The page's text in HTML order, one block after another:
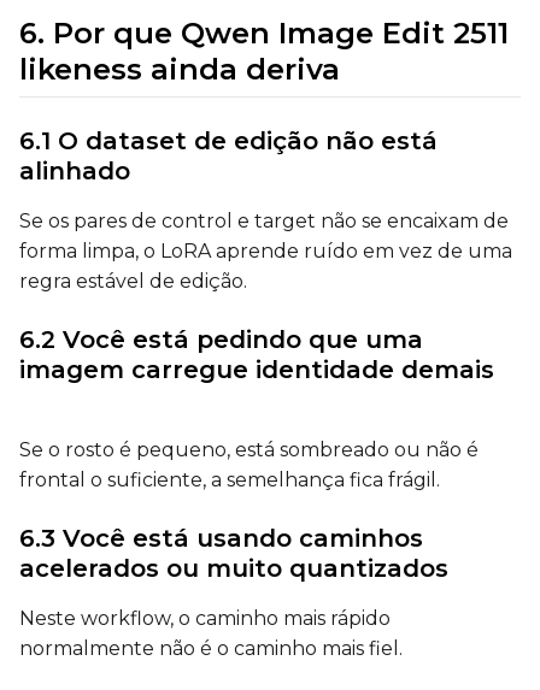
LoRA Scale
Prompt
Width
Height
LoRA Scale
6. Por que Qwen Image Edit 2511
likeness ainda deriva
6.1 O dataset de edição não está
alinhado
Se os pares de control e target não se encaixam de
forma limpa, o LoRA aprende ruído em vez de uma
regra estável de edição.
6.2 Você está pedindo que uma
imagem carregue identidade demais
Se o rosto é pequeno, está sombreado ou não é
frontal o suficiente, a semelhança fica frágil.
6.3 Você está usando caminhos
acelerados ou muito quantizados
Neste workflow, o caminho mais rápido
normalmente não é o caminho mais fiel.